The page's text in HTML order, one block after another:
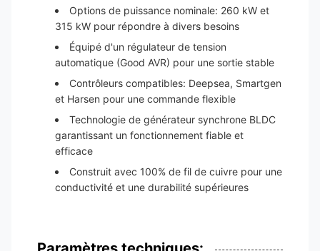
Options de puissance nominale: 260 kW et
315 kW pour répondre à divers besoins
Équipé d'un régulateur de tension
automatique (Good AVR) pour une sortie stable
Contrôleurs compatibles: Deepsea, Smartgen
et Harsen pour une commande flexible
Technologie de générateur synchrone BLDC
garantissant un fonctionnement fiable et
efficace
Construit avec 100% de fil de cuivre pour une
conductivité et une durabilité supérieures